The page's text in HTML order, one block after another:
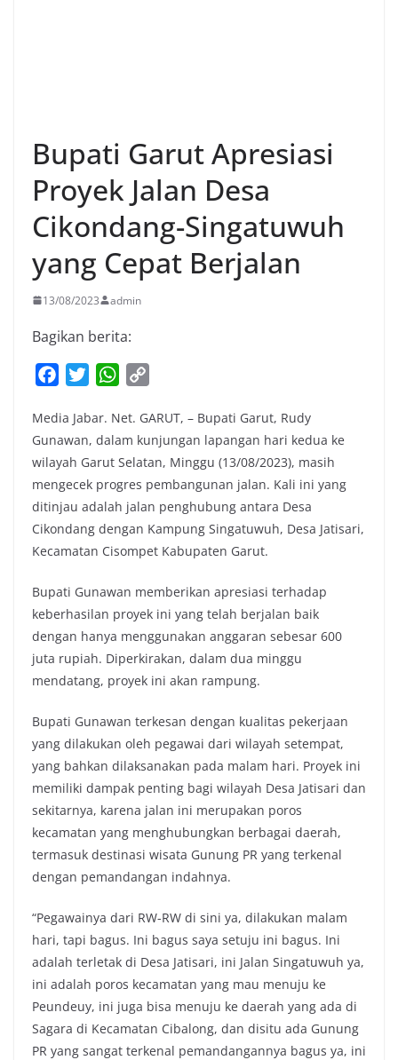
Bupati Garut Apresiasi
Proyek Jalan Desa
Cikondang-Singatuwuh
yang Cepat Berjalan
13/08/2023 admin
Bagikan berita:
c
e
b
o
o
k
i
t
t
e
r
W
a
t
s
A
p
p
p
y
L
i
n
k
Media Jabar. Net. GARUT, – Bupati Garut, Rudy
Gunawan, dalam kunjungan lapangan hari kedua ke
wilayah Garut Selatan, Minggu (13/08/2023), masih
mengecek progres pembangunan jalan. Kali ini yang
ditinjau adalah jalan penghubung antara Desa
Cikondang dengan Kampung Singatuwuh, Desa Jatisari,
Kecamatan Cisompet Kabupaten Garut.
Bupati Gunawan memberikan apresiasi terhadap
keberhasilan proyek ini yang telah berjalan baik
dengan hanya menggunakan anggaran sebesar 600
juta rupiah. Diperkirakan, dalam dua minggu
mendatang, proyek ini akan rampung.
Bupati Gunawan terkesan dengan kualitas pekerjaan
yang dilakukan oleh pegawai dari wilayah setempat,
yang bahkan dilaksanakan pada malam hari. Proyek ini
memiliki dampak penting bagi wilayah Desa Jatisari dan
sekitarnya, karena jalan ini merupakan poros
kecamatan yang menghubungkan berbagai daerah,
termasuk destinasi wisata Gunung PR yang terkenal
dengan pemandangan indahnya.
“Pegawainya dari RW-RW di sini ya, dilakukan malam
hari, tapi bagus. Ini bagus saya setuju ini bagus. Ini
adalah terletak di Desa Jatisari, ini Jalan Singatuwuh ya,
ini adalah poros kecamatan yang mau menuju ke
Peundeuy, ini juga bisa menuju ke daerah yang ada di
Sagara di Kecamatan Cibalong, dan disitu ada Gunung
PR yang sangat terkenal pemandangannya bagus ya, ini